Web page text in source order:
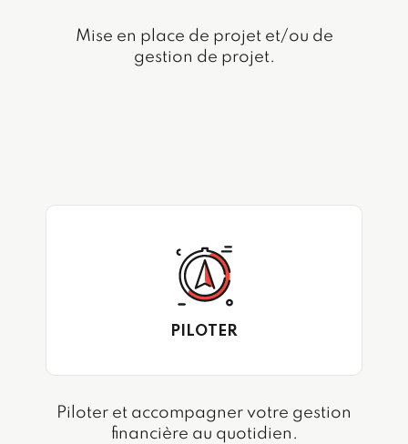
Mise en place de projet et/ou de
gestion de projet.
PILOTER
Piloter et accompagner votre gestion
financière au quotidien.